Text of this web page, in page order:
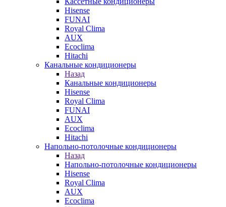
Hisense
FUNAI
Royal Clima
AUX
Ecoclima
Hitachi
Канальные кондиционеры
Назад
Канальные кондиционеры
Hisense
Royal Clima
FUNAI
AUX
Ecoclima
Hitachi
Напольно-потолочные кондиционеры
Назад
Напольно-потолочные кондиционеры
Hisense
Royal Clima
AUX
Ecoclima